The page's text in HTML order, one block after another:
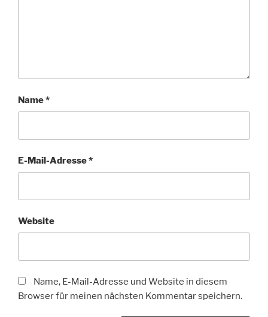
Name*
E-Mail-Adresse*
Website
Name, E-Mail-Adresse und Website in diesem
Browser für meinen nächsten Kommentar speichern.